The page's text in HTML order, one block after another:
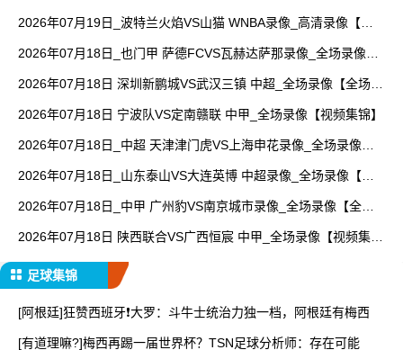
2026年07月19日_波特兰火焰VS山猫 WNBA录像_高清录像【全
2026年07月18日_也门甲 萨德FCVS瓦赫达萨那录像_全场录像
2026年07月18日 深圳新鹏城VS武汉三镇 中超_全场录像【全场回
2026年07月18日 宁波队VS定南赣联 中甲_全场录像【视频集锦】
2026年07月18日_中超 天津津门虎VS上海申花录像_全场录像
2026年07月18日_山东泰山VS大连英博 中超录像_全场录像【高
2026年07月18日_中甲 广州豹VS南京城市录像_全场录像【全场
2026年07月18日 陕西联合VS广西恒宸 中甲_全场录像【视频集
足球集锦
[阿根廷]狂赞西班牙❗大罗：斗牛士统治力独一档，阿根廷有梅西
[有道理嘛?]梅西再踢一届世界杯？TSN足球分析师：存在可能